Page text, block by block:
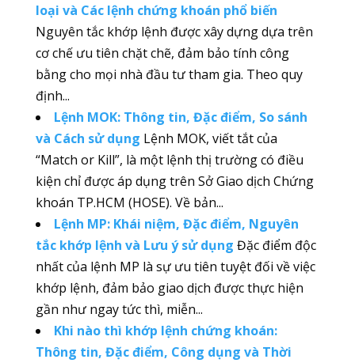
loại và Các lệnh chứng khoán phổ biến
Nguyên tắc khớp lệnh được xây dựng dựa trên
cơ chế ưu tiên chặt chẽ, đảm bảo tính công
bằng cho mọi nhà đầu tư tham gia. Theo quy
định...
Lệnh MOK: Thông tin, Đặc điểm, So sánh
và Cách sử dụng Lệnh MOK, viết tắt của
“Match or Kill”, là một lệnh thị trường có điều
kiện chỉ được áp dụng trên Sở Giao dịch Chứng
khoán TP.HCM (HOSE). Về bản...
Lệnh MP: Khái niệm, Đặc điểm, Nguyên
tắc khớp lệnh và Lưu ý sử dụng Đặc điểm độc
nhất của lệnh MP là sự ưu tiên tuyệt đối về việc
khớp lệnh, đảm bảo giao dịch được thực hiện
gần như ngay tức thì, miễn...
Khi nào thì khớp lệnh chứng khoán:
Thông tin, Đặc điểm, Công dụng và Thời